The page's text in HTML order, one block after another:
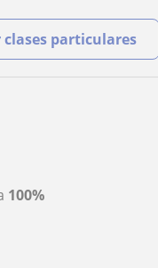
clases particulares
100%